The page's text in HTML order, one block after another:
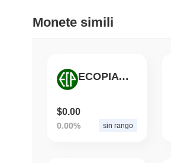
6.9%
Monete simili
ECOPIA TOKEN
$0.00
0.00% sin rango